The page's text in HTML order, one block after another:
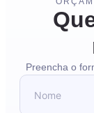
Preencha o